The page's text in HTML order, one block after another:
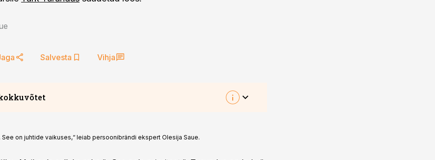
Salvesta Vihja
rõhutab, et Eestis turunduses keskendutakse liialt logodele
nagu tõestavad Wise, Bolt ja teised startupid. Saue toob välja, et
on juhtide vaikuses,“ leiab persoonibrändi ekspert Olesija Saue.